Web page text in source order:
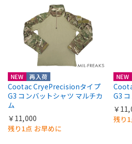
NEW 再入荷
Cootac CryePrecisionタイプ
G3 コンバットシャツ マルチカ
ム
￥11,000
残り1点 お早めに
NEW
G3
￥
残り